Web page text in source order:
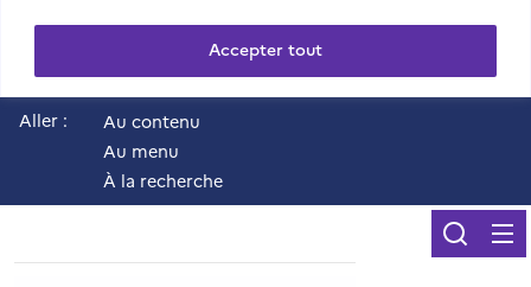
Accepter tout
Aller :
Au contenu
Au menu
À la recherche